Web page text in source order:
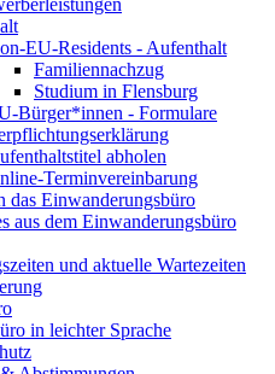
EU-Residents - Aufenthalt
Familiennachzug
Studium in Flensburg
Bürger*innen - Formulare
abholen
Terminvereinbarung
das Einwanderungsbüro
aus dem Einwanderungsbüro
und aktuelle Wartezeiten
in leichter Sprache